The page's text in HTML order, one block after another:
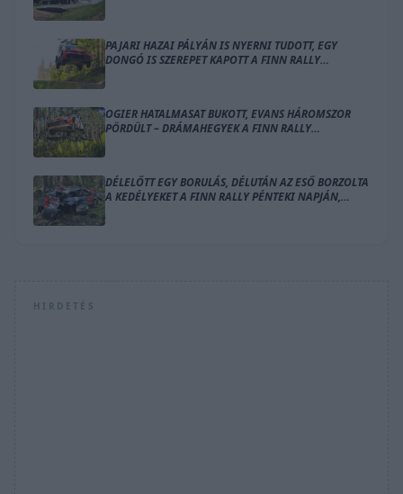
PAJARI HAZAI PÁLYÁN IS NYERNI TUDOTT, EGY
DONGÓ IS SZEREPET KAPOTT A FINN RALLY
OGIER HATALMASAT BUKOTT, EVANS HÁROMSZOR
PÖRDÜLT – DRÁMAHEGYEK A FINN RALLY
DÉLELŐTT EGY BORULÁS, DÉLUTÁN AZ ESŐ BORZOLTA
A KEDÉLYEKET A FINN RALLY PÉNTEKI NAPJÁN,
HIRDETÉS